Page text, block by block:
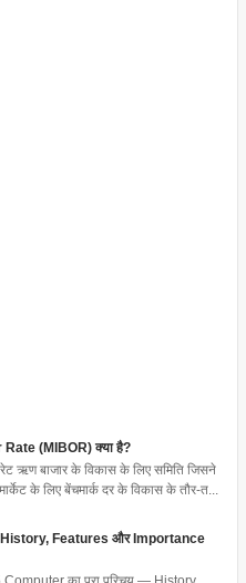
(MIBOR) क्या है?
ऋण बाजार के विकास के लिए समिति जिसने
के लिए बेंचमार्क दर के विकास के तौर-त...
History, Features और Importance